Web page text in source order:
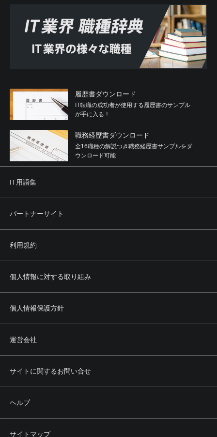
履歴書ダウンロード
IT転職の成功者が使用する履歴書のサンプル
が手に入る！
職務経歴書ダウンロード
全16職種の解説つき職務経歴書サンプルをダ
ウンロード可能
IT用語集
パートナーサイト
利用規約
個人情報に対する取り組み
個人情報保護方針
運営会社
サイトに関するお問い合せ
ヘルプ
サイトマップ